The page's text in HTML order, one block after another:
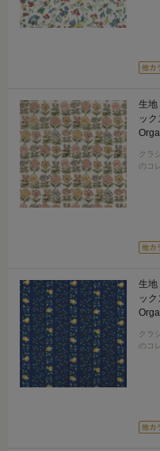
生地
ッ
クラ
のコ
生地
ッ
クラ
のコ